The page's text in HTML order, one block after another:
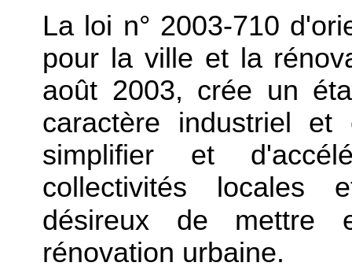
La loi n° 2003-710
pour la ville et la
août 2003, crée un
caractère industriel
simplifier et
collectivités locales
désireux de
rénovation urbaine.